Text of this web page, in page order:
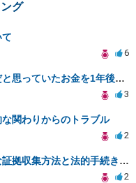
グ
6
ダブル不倫・借金・手切れ金だと思っていたお金を1年後いまさら脅迫罪として通知書が来てまとめて請求
3
関わりからのトラブル
2
不貞行為に対する離婚に有利な証拠収集方法と法的手続きについて
2